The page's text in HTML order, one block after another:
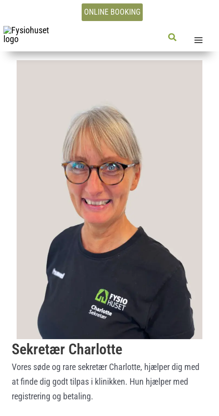
indholdet
ONLINE BOOKING
Søg
Sekretær Charlotte
Vores søde og rare sekretær Charlotte, hjælper dig med
at finde dig godt tilpas i klinikken. Hun hjælper med
registrering og betaling.